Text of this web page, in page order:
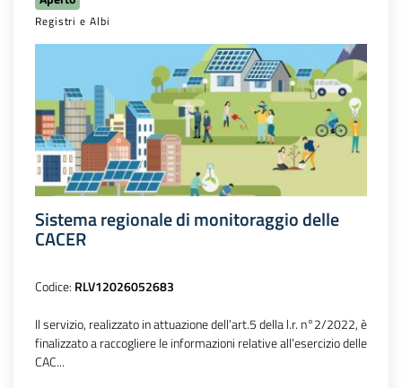
Registri e Albi
Sistema regionale di monitoraggio delle
CACER
Codice: RLV12026052683
Il servizio, realizzato in attuazione dell’art.5 della l.r. n°2/2022, è
finalizzato a raccogliere le informazioni relative all’esercizio delle
CAC...